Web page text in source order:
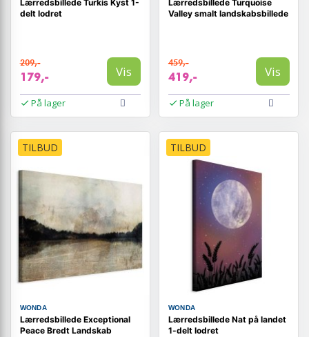
Lærredsbillede Turkis Kyst 1-
delt lodret
209,-
179,- Vis
På lager
Lærredsbillede Turquoise
Valley smalt landskabsbillede
459,-
419,- Vis
På lager
TILBUD
WONDA
Lærredsbillede Exceptional
Peace Bredt Landskab
TILBUD
WONDA
Lærredsbillede Nat på landet
1-delt lodret